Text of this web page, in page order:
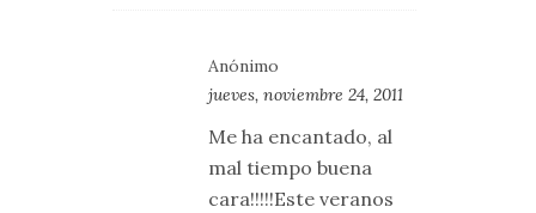
Anónimo
jueves, noviembre 24, 2011
Me ha encantado, al
mal tiempo buena
cara!!!!!Este veranos